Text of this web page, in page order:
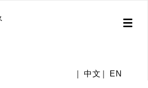
Toggle
中文 EN